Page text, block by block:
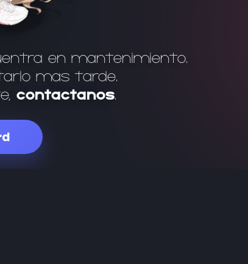
en mantenimiento.
más tarde.
contáctanos.